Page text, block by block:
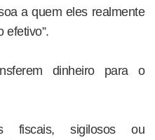
a quem eles realmente
efetivo”.
dinheiro para o
fiscais, sigilosos ou